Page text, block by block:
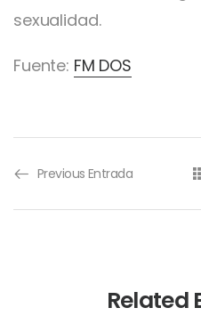
sexualidad.
Fuente: FM DOS
Previous Entrada
Related